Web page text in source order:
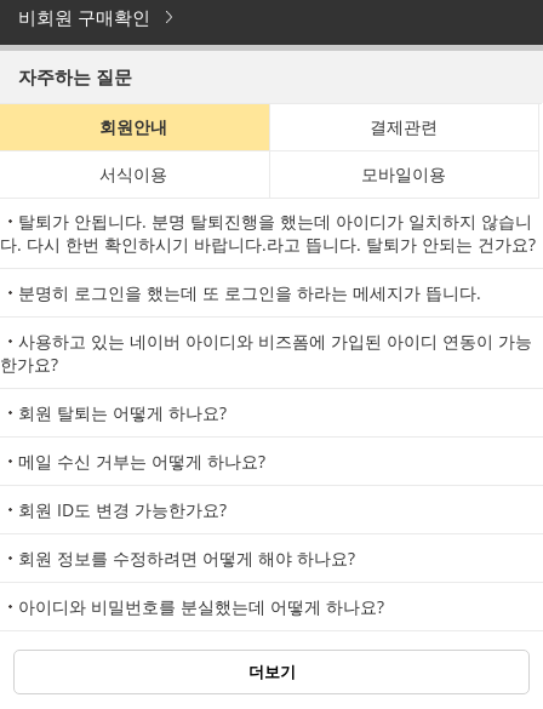
비회원 구매확인
자주하는 질문
회원안내 결제관련
서식이용 모바일이용
탈퇴가 안됩니다. 분명 탈퇴진행을 했는데 아이디가 일치하지 않습니
다. 다시 한번 확인하시기 바랍니다.라고 뜹니다. 탈퇴가 안되는 건가요?
분명히 로그인을 했는데 또 로그인을 하라는 메세지가 뜹니다.
사용하고 있는 네이버 아이디와 비즈폼에 가입된 아이디 연동이 가능
한가요?
회원 탈퇴는 어떻게 하나요?
메일 수신 거부는 어떻게 하나요?
회원 ID도 변경 가능한가요?
회원 정보를 수정하려면 어떻게 해야 하나요?
아이디와 비밀번호를 분실했는데 어떻게 하나요?
더보기